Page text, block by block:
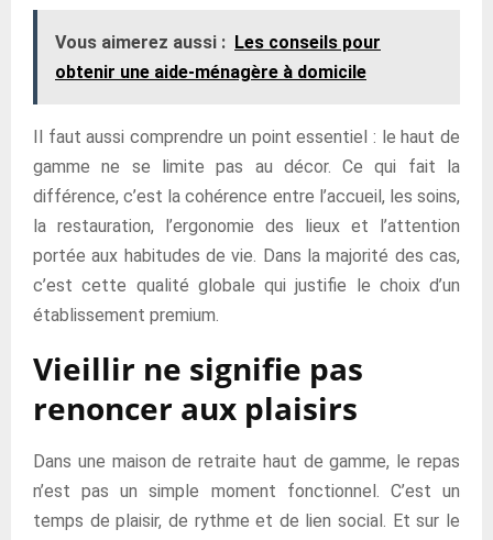
Vous aimerez aussi : Les conseils pour
obtenir une aide-ménagère à domicile
Il faut aussi comprendre un point essentiel : le haut de
gamme ne se limite pas au décor. Ce qui fait la
différence, c’est la cohérence entre l’accueil, les soins,
la restauration, l’ergonomie des lieux et l’attention
portée aux habitudes de vie. Dans la majorité des cas,
c’est cette qualité globale qui justifie le choix d’un
établissement premium.
Vieillir ne signifie pas
renoncer aux plaisirs
Dans une maison de retraite haut de gamme, le repas
n’est pas un simple moment fonctionnel. C’est un
temps de plaisir, de rythme et de lien social. Et sur le